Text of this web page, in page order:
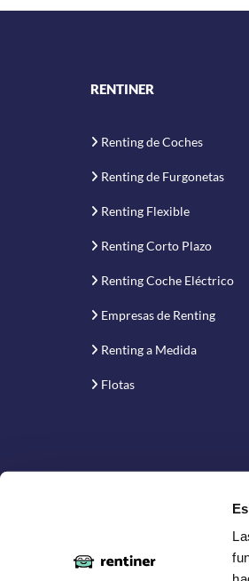
RENTINER
Renting de Coches
Renting de Furgonetas
Renting Flexible
Renting Corto Plazo
Renting Coche Eléctrico
Empresas de Renting
Renting a Medida
Flotas
Proyecto financiado por la